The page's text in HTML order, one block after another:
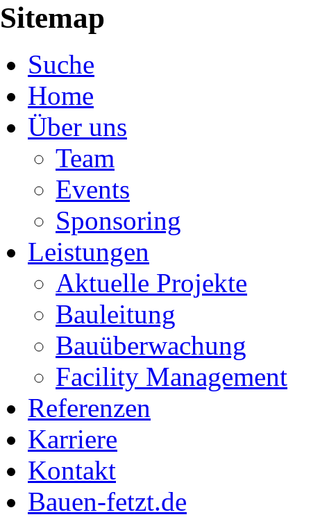
Sitemap
Navigation
überspringenSuche
Home
Über uns
Team
Events
Sponsoring
Leistungen
Aktuelle Projekte
Bauleitung
Bauüberwachung
Facility Management
Referenzen
Karriere
Kontakt
Bauen-fetzt.de